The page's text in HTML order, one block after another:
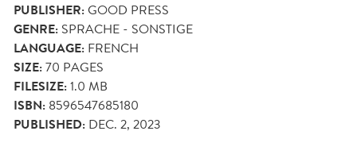
PUBLISHER:GOOD PRESS
GENRE: SPRACHE - SONSTIGE
LANGUAGE: FRENCH
SIZE:70 PAGES
FILESIZE:1.0 MB
ISBN: 8596547685180
PUBLISHED: DEC. 2, 2023